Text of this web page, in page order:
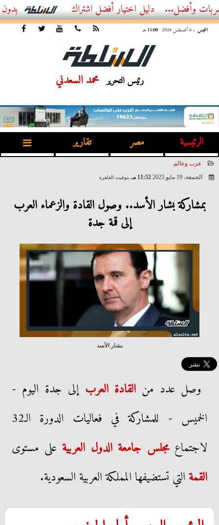
أفضل اشتراك IPTV بدون تقطيع 2026 – دليل المشاهد العصري
الخميس ، 6 أغسطس 2026 11:00 مـ
رئيس التحرير محمد السعدني
الرئيسية مصر تقارير
عرب وعالم
الجمعة، 19 مايو 2023
11:52 مـ بتوقيت القاهرة
بمشاركة بشار الأسد.. وصول القادة والزعماء العرب
إلى قمة جدة
بشار الأسد
وصل عدد منالقادة العرب إلى جدة اليوم -
الخميس - للمشاركة في فعاليات الدورة الـ32
لاجتماعمجلس جامعة الدول العربية على مستوى
القمةالتي تستضيفها المملكة العربية السعودية.